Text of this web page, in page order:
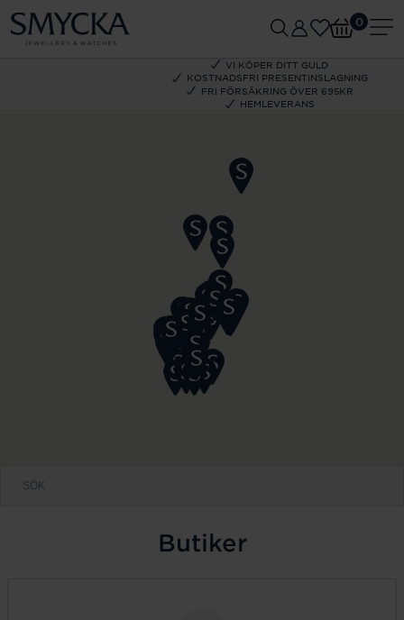
VI KÖPER DITT GULD
KOSTNADSFRI PRESENTINSLAGNING
FRI FÖRSÄKRING ÖVER 695KR
HEMLEVERANS
0
Butiker